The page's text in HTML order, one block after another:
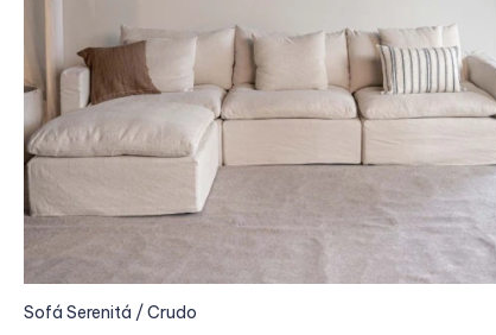
Sofá Serenitá / Crudo